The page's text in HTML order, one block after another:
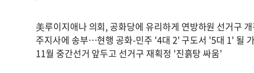
美루이지애나 의회, 공화당에 유리하게 연방하원 선거구
주지사에 송부…현행 공화-민주 '4대 2' 구도서 '5대 1' 될
11월 중간선거 앞두고 선거구 재획정 '진흙탕 싸움'